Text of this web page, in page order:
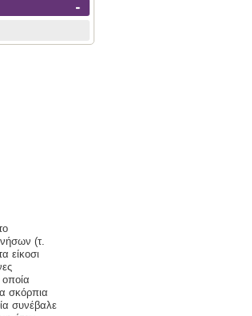
-
(τ.
είκοσι
σκόρπια
συνέβαλε